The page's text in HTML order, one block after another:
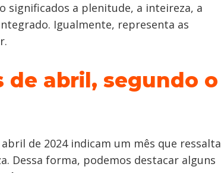
significados a plenitude, a inteireza, a
Igualmente, representa as
de abril, segundo o
de 2024 indicam um mês que ressalta
Dessa forma, podemos destacar alguns